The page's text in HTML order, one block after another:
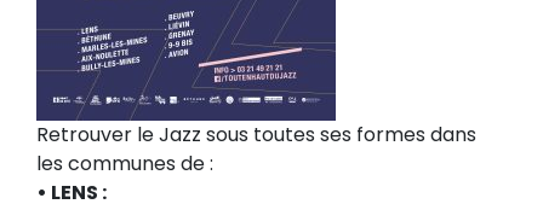
Retrouver le Jazz sous toutes ses formes dans
les communes de :
• LENS :